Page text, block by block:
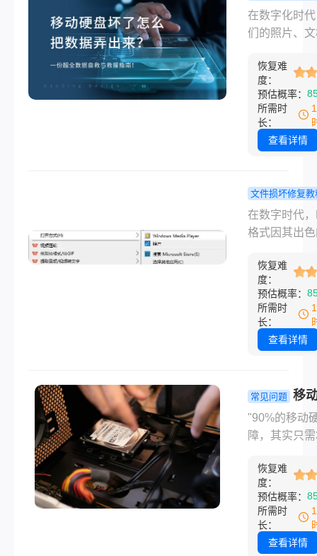
据弄出来呢
将系统性地
绍几种常用
的数据恢复
从简单的软
到复杂的硬
预，助您在
最大可能地
贵数据。
动硬盘坏了
把数据弄出
救与救援指
在数字化时
们的照片、
忆都储存在
小小的移动
里。当它突
识别、发出
或者干脆“装
先深呼吸，切
着冷静是第
务”。硬盘损
能对数据造
逆的二次伤
dramatically
复成功率。
动硬盘坏了
数据弄出来
恢复难
度：
预估概率：
所需时
长：
查看详情
文件损坏修复教
mp4视频无
开怎么修复
修复方法！
在数字时代
格式因其出
为我们记录
保存重要会
作内容的首
格式。然而
满心期待地
器卡顿、黑
示“文件已损
“无法渲染文
误信息，那
感可想而知。
恢复难
度：
预估概率：
所需时
长：
查看详情
常见问题 移
无法读取怎
复？别慌，
复指南
"90%的移动
障，其实只
好，我是深
评领域多年
主。在日常
中，我常常
丝求助："移
恢复难
度：
预估概率：
所需时
长：
查看详情